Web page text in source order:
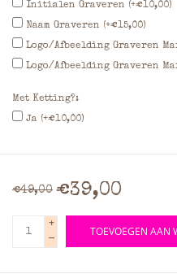
Initialen Graveren (+€10,00)
Naam Graveren (+€15,00)
Logo/Afbeelding Graveren
Logo/Afbeelding Graveren
Met Ketting?:
Ja (+€10,00)
€49,00 €39,00
+
-
TOEVOEGEN AAN